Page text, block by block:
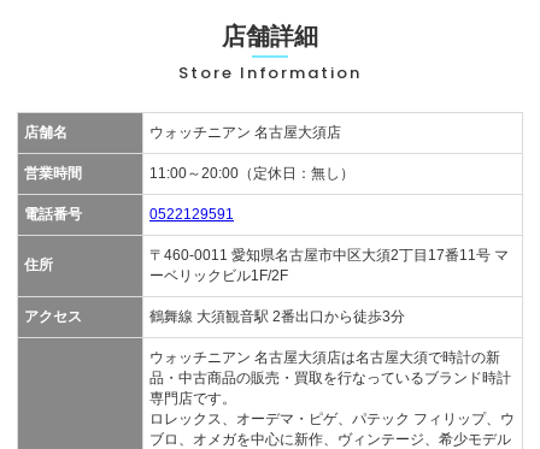
店舗詳細
Store Information
店舗名 ウォッチニアン 名古屋大須店
営業時間 11:00～20:00（定休日：無し）
電話番号 0522129591
住所
〒460-0011 愛知県名古屋市中区大須2丁目17番11号 マ
ーベリックビル1F/2F
アクセス 鶴舞線 大須観音駅 2番出口から徒歩3分
ウォッチニアン 名古屋大須店は名古屋大須で時計の新
品・中古商品の販売・買取を行なっているブランド時計
専門店です。
ロレックス、オーデマ・ピゲ、パテック フィリップ、ウ
ブロ、オメガを中心に新作、ヴィンテージ、希少モデル